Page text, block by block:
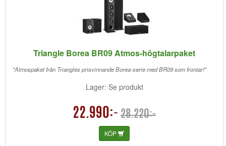
Triangle Borea BR09 Atmos-högtalarpaket
"Atmospaket från Triangles prisvinnande Borea-serie med BR09 som frontar!"
Lager: Se produkt
22.990:- 28.220:-
KÖP